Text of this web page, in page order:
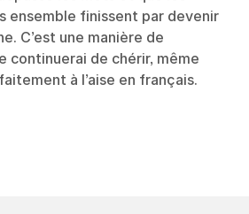
ensemble finissent par devenir
C’est une manière de
continuerai de chérir, même
à l’aise en français.